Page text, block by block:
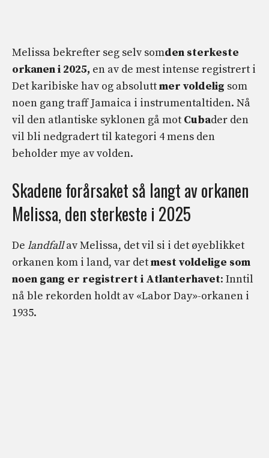
Melissa bekrefter seg selv somden sterkeste
orkanen i 2025, en av de mest intense registrert i
Det karibiske hav og absoluttmer voldelig som
noen gang traff Jamaica i instrumentaltiden. Nå
vil den atlantiske syklonen gå mot Cubader den
vil bli nedgradert til kategori 4 mens den
beholder mye av volden.
Skadene forårsaket så langt av orkanen
Melissa, den sterkeste i 2025
De landfallav Melissa, det vil si i det øyeblikket
orkanen kom i land, var detmest voldelige som
noen gang er registrert i Atlanterhavet: Inntil
nå ble rekorden holdt av «Labor Day»-orkanen i
1935.